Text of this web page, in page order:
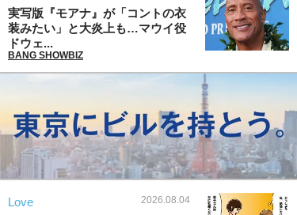
実写版『モアナ』が「コントの衣
装みたい」と大炎上も…マウイ役
ドウェ...
BANG SHOWBIZ
Love 2026.08.04